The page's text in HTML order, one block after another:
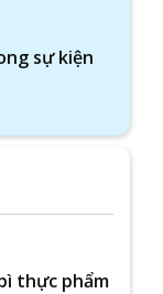
sự kiện
thực phẩm